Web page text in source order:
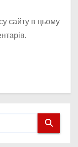
сайту в цьому